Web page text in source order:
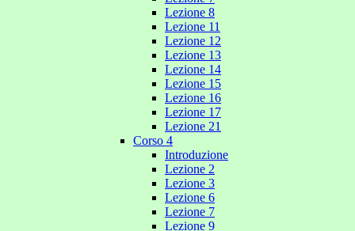
Lezione 8
Lezione 11
Lezione 12
Lezione 13
Lezione 14
Lezione 15
Lezione 16
Lezione 17
Lezione 21
Corso 4
Introduzione
Lezione 2
Lezione 3
Lezione 6
Lezione 7
Lezione 9